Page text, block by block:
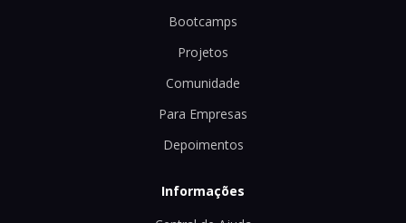
Bootcamps
Projetos
Comunidade
Para Empresas
Depoimentos
Informações